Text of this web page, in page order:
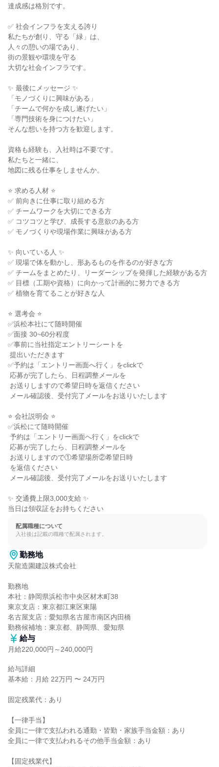
達成感は格別です。
✅ 社会インフラを支える誇り
私たちが創り、守る「緑」は、
人々の憩いの場であり、
街の景観や環境を守る
大切な社会インフラです。
✨ 最後にメッセージ ✨
「モノづくりに興味がある」
「チームで何かを成し遂げたい」
「専門技術を身につけたい」
そんな想いを持つ方を歓迎します。
資格も経験も、入社時は不要です。
私たちと一緒に、
地図に残る仕事をしませんか。
⭐ 求める人材 ⭐
✅ 前向きに仕事に取り組める方
✅ チームワークを大切にできる方
✅ コツコツと学び、成長する意欲のある方
✅ モノづくりや現場作業に興味がある方
✨ 向いている人 ✨
✅ 現場で体を動かし、形あるものを作るのが好きな方
✅ チームをまとめたり、リーダーシップを発揮した経験がある方
✅ 目標（工期や資格）に向かって計画的に努力できる方
✅ 植物を育てることが好きな人
⭐ 選考会 ⭐
✅浜松本社にて随時開催
✅面接 30~60分程度
✅事前に当社指定エントリーシートを
✅予約は「エントリー画面へ行く」をclickで
⭐ 会社説明会 ⭐
✅浜松にて随時開催
✨ 交通費上限3,000支給 ✨
当日は領収証をお持ちください
配属職種について
入社後は記載の職種で配属されます。
勤務地
天龍造園建設株式会社
勤務地
本社：静岡県浜松市中央区材木町38
東京支店：東京都江東区東陽
名古屋支店：愛知県名古屋市南区内田橋
勤務候補地：東京都、静岡県、愛知県
給与
月給220,000円～240,000円
給与詳細
基本給：月給 22万円 〜 24万円
固定残業代：あり
【一律手当】
全員に一律で支払われる通勤・皆勤・家族手当金額：あり
全員に一律で支払われるその他手当金額：あり
【固定残業代】